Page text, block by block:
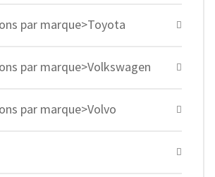
par marque>Toyota
par marque>Volkswagen
par marque>Volvo